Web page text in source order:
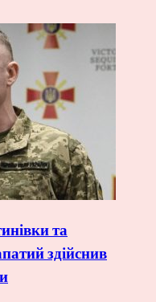
та
здійснив